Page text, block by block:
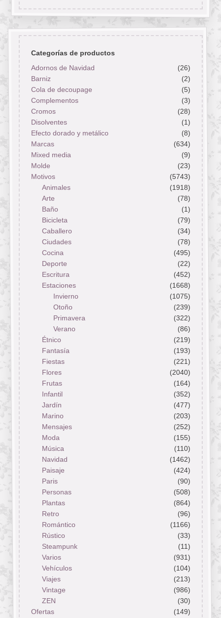
Categorías de productos
Adornos de Navidad
(26)
Barniz
(2)
Cola de decoupage
(5)
Complementos
(3)
Cromos
(28)
Disolventes
(1)
Efecto dorado y metálico
(8)
Marcas
(634)
Mixed media
(9)
Molde
(23)
Motivos
(5743)
Animales
(1918)
Arte
(78)
Baño
(1)
Bicicleta
(79)
Caballero
(34)
Ciudades
(78)
Cocina
(495)
Deporte
(22)
Escritura
(452)
Estaciones
(1668)
Invierno
(1075)
Otoño
(239)
Primavera
(322)
Verano
(86)
Étnico
(219)
Fantasía
(193)
Fiestas
(221)
Flores
(2040)
Frutas
(164)
Infantil
(352)
Jardín
(477)
Marino
(203)
Mensajes
(252)
Moda
(155)
Música
(110)
Navidad
(1462)
Paisaje
(424)
Paris
(90)
Personas
(508)
Plantas
(864)
Retro
(96)
Romántico
(1166)
Rústico
(33)
Steampunk
(11)
Varios
(931)
Vehículos
(104)
Viajes
(213)
Vintage
(986)
ZEN
(30)
Ofertas
(149)